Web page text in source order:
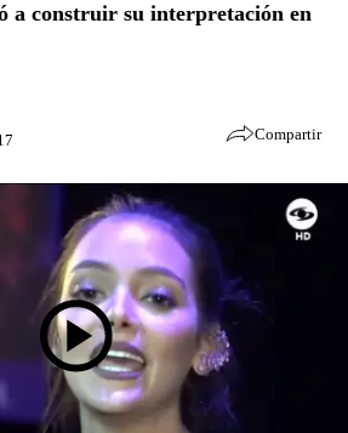
a construir su interpretación en
Compartir